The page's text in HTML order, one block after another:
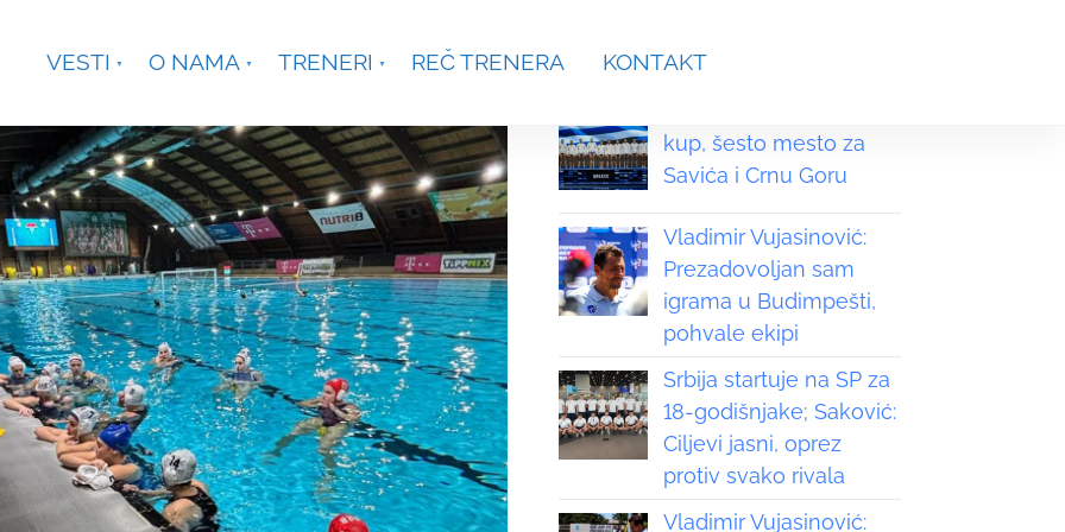
VESTI O NAMA TRENERI REČ TRENERA KONTAKT
kup, šesto mesto za
Savića i Crnu Goru
Vladimir Vujasinović:
Prezadovoljan sam
igrama u Budimpešti,
pohvale ekipi
Srbija startuje na SP za
18-godišnjake; Saković:
Ciljevi jasni, oprez
protiv svako rivala
Vladimir Vujasinović: